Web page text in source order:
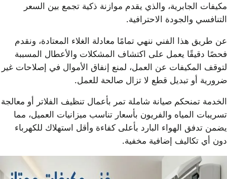
مكيفات الجابرية، والذي يقدم موازنة ذكية تجمع بين السعر
التنافسي والجودة الاحترافية.
عن طريق هذا الفني ننهي تمامًا معادلة الغلاء المعتادة، ونقدم
فحصًا دقيقًا يعمل على اكتشاف المشكلات والأعطال المسببة
لتوقف المكيفات عن العمل، لمنع إنفاق الأموال في إصلاحات غير
ضرورية أو تبديل قطع لا تزال صالحة للعمل.
الخدمة تمنحكم صيانة شاملة تمر بأعمال تنظيف الفلاتر أو معالجة
تسريبات المياه والفريون بأسعار تناسب ميزانيات العميل، مما
يضمن تدفق الهواء البارد بأعلى كفاءة وأقل استهلاك للكهرباء
دون أي تكاليف إضافية مخفية.